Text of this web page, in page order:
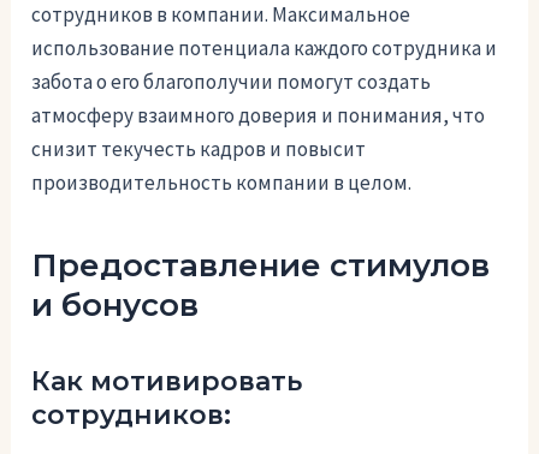
сотрудников в компании. Максимальное
использование потенциала каждого сотрудника и
забота о его благополучии помогут создать
атмосферу взаимного доверия и понимания, что
снизит текучесть кадров и повысит
производительность компании в целом.
Предоставление стимулов
и бонусов
Как мотивировать
сотрудников: